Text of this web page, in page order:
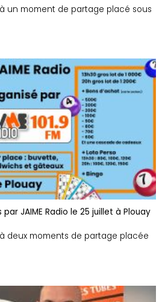
à un moment de partage placé sous
JAIME Radio le 25 juillet à Plouay
à deux moments de partage placée